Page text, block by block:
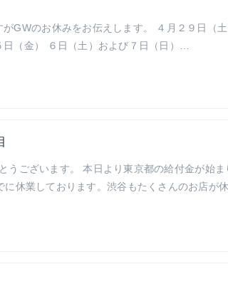
GWのお休みをお伝えします。 ４月２９日（土
（金） ６日（土）および７日（日）…
うございます。 本日より東京都の給付金が始ま
に休業しております。渋谷もたくさんのお店が